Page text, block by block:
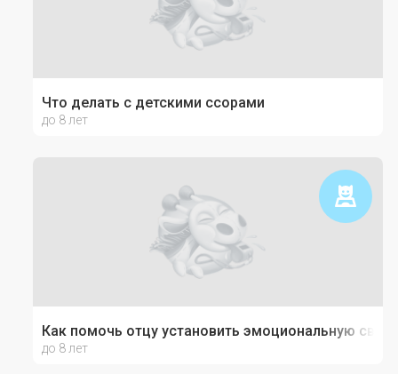
Что делать с детскими ссорами
до 8 лет
Как помочь отцу установить эмоциональную
до 8 лет